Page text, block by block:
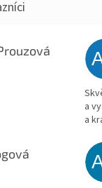
je 5 z 5
a
a
je 5 z 5